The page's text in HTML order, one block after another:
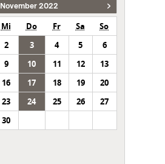
November 2022
Mi Do Fr Sa
So
2 3 4 5
6
9 10 11 12
13
16 17 18 19
20
23 24 25 26
27
30